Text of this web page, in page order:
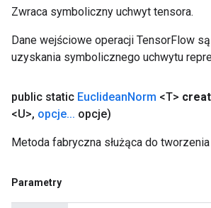
Zwraca symboliczny uchwyt tensora.
Dane wejściowe operacji TensorFlow
uzyskania symbolicznego uchwytu
public static EuclideanNorm <T>
<U>, opcje... opcje)
Metoda fabryczna służąca do
Parametry